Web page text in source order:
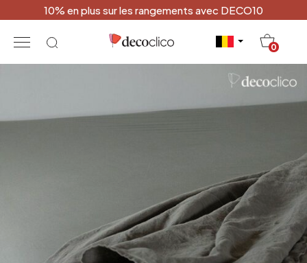
10% en plus sur les rangements avec DECO10
0